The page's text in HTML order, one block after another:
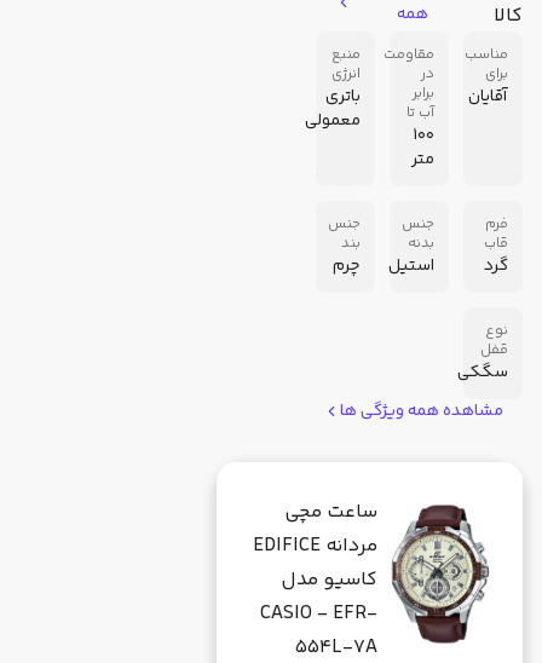
کالا
همه
مناسب
برای
آقایان
مقاومت
در
برابر
آب تا
100
متر
منبع
انرژی
باتری
معمولی
فرم
قاب
گرد
جنس
بدنه
استیل
جنس
بند
چرم
نوع
قفل
سگکی
مشاهده همه ویژگی ها
ساعت مچی
مردانه EDIFICE
کاسیو مدل
CASIO - EFR-
554L-7A